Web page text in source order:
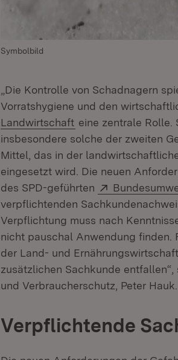
Symbolbild
„Die Kontrolle von Schadnagern
Vorratshygiene und den
Landwirtschaft (Öffnet in neuem
eine zentrale Rolle.
insbesondere solche der zweiten
Mittel, das in der
eingesetzt wird. Die neuen
des SPD-geführten
Extern:
verpflichtenden
Verpflichtung muss nach
nicht pauschal Anwendung finden.
der Land- und
zusätzlichen Sachkunde
und Verbraucherschutz, Peter Hauk.
Verpflichtende